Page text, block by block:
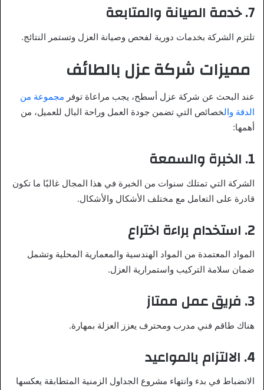
7. خدمة الصيانة والمتابعة
تلتزم الشركة بخدمات دورية لفحص وصيانة العزل وتستمر النتائج.
مميزات شركة عزل بالطائف
عند البحث عن شركة عزل أسطح، يجب مراعاة توفر مجموعة من
الدقة والخصائص التي تضمن جودة العمل وراحة البال للعميل، من
أهمها:
1. الخبرة والسمعة
الشركة التي تمتلك سنوات من الخبرة في هذا المجال غالبًا ما تكون
قادرة على التعامل مع مختلف الأشكال والأشكال.
2. استخدام براءة اختراع
المواد المعتمدة من المواد الهندسية والمعمارية المحلية وتشمل
ضمان سلامة التركيب واستمرارية العزل.
3. فريق عمل ممتاز
هناك طاقم فني مدرب ومحترف يعزز العزلة بمهارة.
4. الالتزام بالمواعيد
الانضباط في بدء وانتهاء مشروع الجداول الزمنية المتطابقة يعكسها